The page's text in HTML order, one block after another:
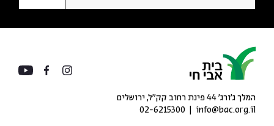
המלך ג'ורג' 44 פינת רחוב קק״ל, ירושלים
info@bac.org.il
02-6215300